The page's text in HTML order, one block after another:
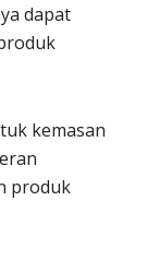
dapat
kemasan
produk